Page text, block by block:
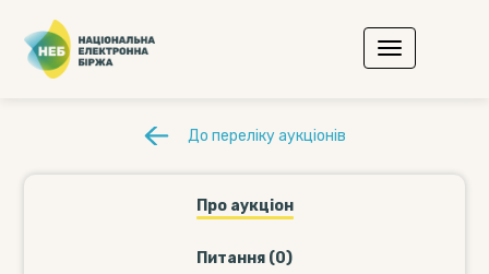
До переліку аукціонів
Про аукціон
Питання (0)